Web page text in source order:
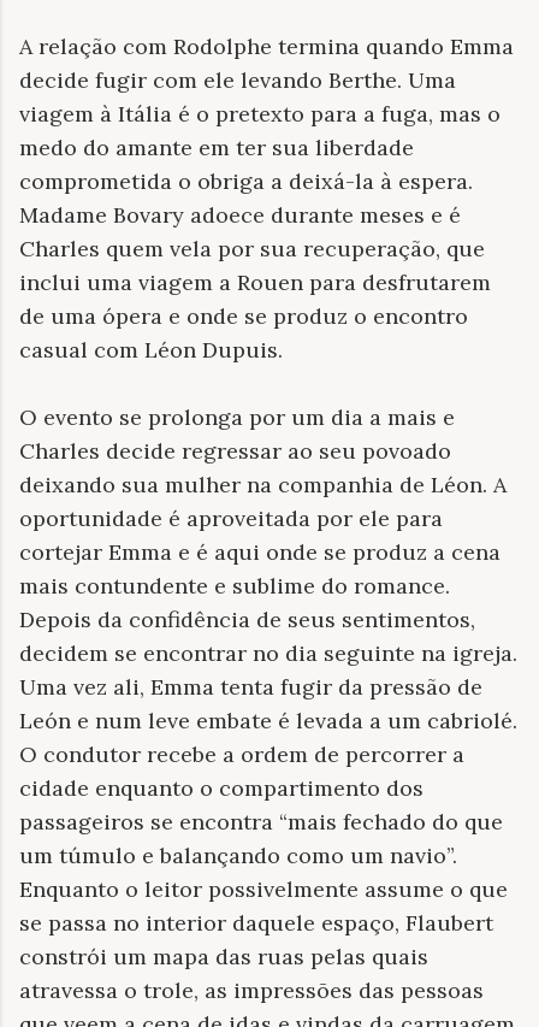
A relação com Rodolphe termina quando Emma
decide fugir com ele levando Berthe. Uma
viagem à Itália é o pretexto para a fuga, mas o
medo do amante em ter sua liberdade
comprometida o obriga a deixá-la à espera.
Madame Bovary adoece durante meses e é
Charles quem vela por sua recuperação, que
inclui uma viagem a Rouen para desfrutarem
de uma ópera e onde se produz o encontro
casual com Léon Dupuis.
O evento se prolonga por um dia a mais e
Charles decide regressar ao seu povoado
deixando sua mulher na companhia de Léon. A
oportunidade é aproveitada por ele para
cortejar Emma e é aqui onde se produz a cena
mais contundente e sublime do romance.
Depois da confidência de seus sentimentos,
decidem se encontrar no dia seguinte na igreja.
Uma vez ali, Emma tenta fugir da pressão de
León e num leve embate é levada a um cabriolé.
O condutor recebe a ordem de percorrer a
cidade enquanto o compartimento dos
passageiros se encontra “mais fechado do que
um túmulo e balançando como um navio”.
Enquanto o leitor possivelmente assume o que
se passa no interior daquele espaço, Flaubert
constrói um mapa das ruas pelas quais
atravessa o trole, as impressões das pessoas